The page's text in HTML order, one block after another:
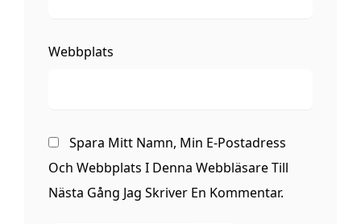
Webbplats
Spara Mitt Namn, Min E-Postadress
Och Webbplats I Denna Webbläsare Till
Nästa Gång Jag Skriver En Kommentar.